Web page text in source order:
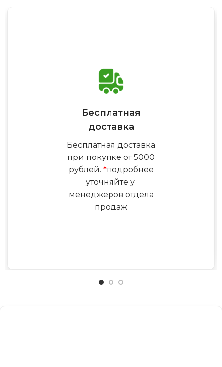
Бесплатная
доставка
Бесплатная доставка
при покупке от 5000
рублей. *подробнее
уточняйте у
менеджеров отдела
продаж